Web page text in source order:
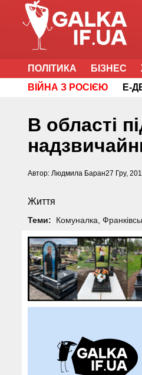
ПОЛІТИКА БІЗНЕС
ВІЙНА З РОСІЄЮ
Е-
В області
Автор: Людмила Баран27 Гру,
Життя
Теми: Комуналка